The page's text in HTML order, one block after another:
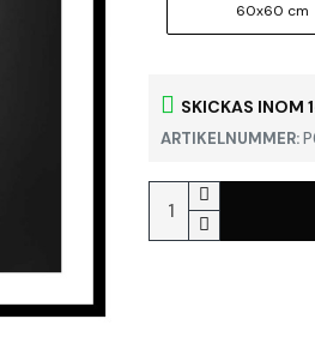
SKICKAS INOM
ARTIKELNUMMER:
60x60 cm